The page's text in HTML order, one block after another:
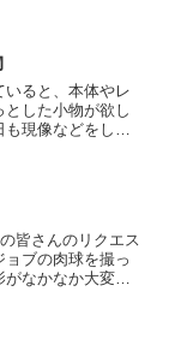
ると、本体やレ
した小物が欲し
も現像などをして
...
皆さんのリクエス
ョブの肉球を撮っ
なかなか大変で